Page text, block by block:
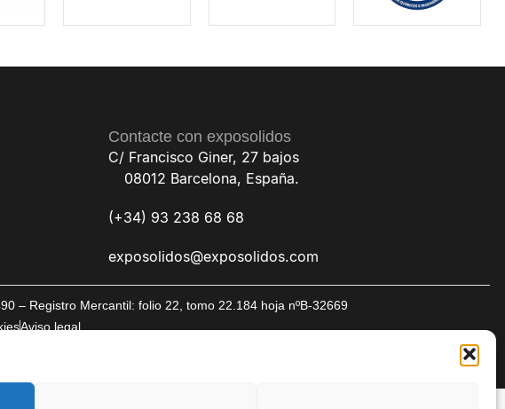
Contacte con exposolidos
C/ Francisco Giner, 27 bajos
08012 Barcelona, España.
(+34) 93 238 68 68
exposolidos@exposolidos.com
– Registro Mercantil: folio 22, tomo 22.184 hoja nºB-32669
Aviso legal